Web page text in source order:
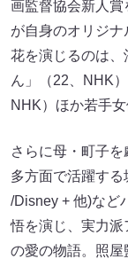
画監督協会新人
が自身のオリジ
花を演じるのは
ん」（22、NHK
NHK）ほか若手
さらに母・町子
多方面で活躍す
/Disney + 他)など
悟を演じ、実力
の愛の物語。照